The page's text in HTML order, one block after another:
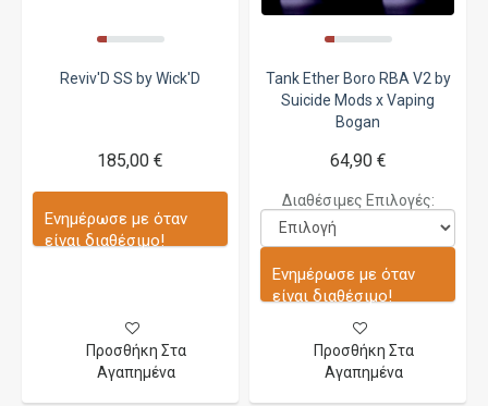
Reviv'D SS by Wick'D
185,00 €
Ενημέρωσε με όταν
είναι διαθέσιμο!
Προσθήκη Στα
Αγαπημένα
Tank Ether Boro RBA V2 by
Suicide Mods x Vaping
Bogan
64,90 €
Διαθέσιμες Επιλογές:
Ενημέρωσε με όταν
είναι διαθέσιμο!
Προσθήκη Στα
Αγαπημένα